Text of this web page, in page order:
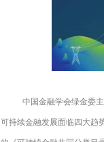
中国金融学会绿金委
可持续金融发展面临四大趋